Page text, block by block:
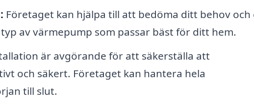
Företaget kan hjälpa till att bedöma ditt behov och
av värmepump som passar bäst för ditt hem.
är avgörande för att säkerställa att
och säkert. Företaget kan hantera hela
till slut.